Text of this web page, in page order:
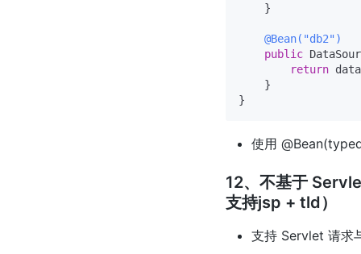
    }
@Bean("db2")
public
return
    }
使用
12、不基于
支持jsp + tld）
支持 Servlet 请求